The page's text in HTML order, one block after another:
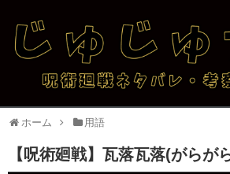
ホーム 用語
【呪術廻戦】瓦落瓦落(がらが